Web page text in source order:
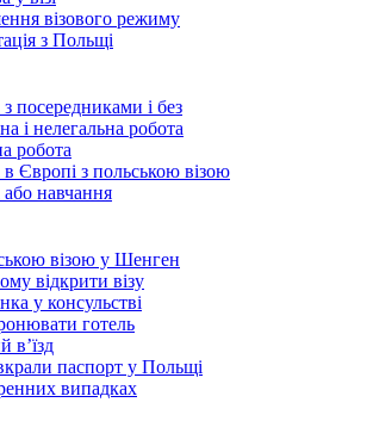
візового режиму
з Польщі
посередниками і без
і нелегальна робота
робота
в Європі з польською візою
або навчання
візою у Шенген
відкрити візу
у консульстві
готель
в’їзд
паспорт у Польщі
випадках